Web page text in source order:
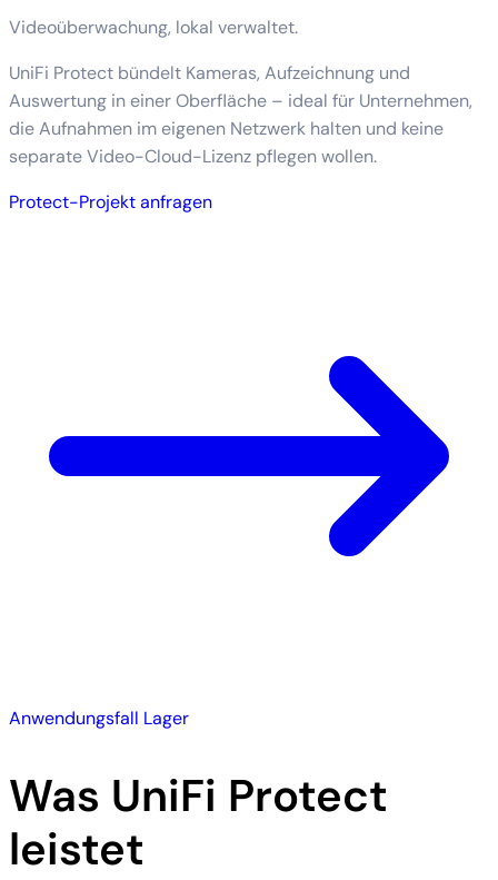
Videoüberwachung, lokal verwaltet.
UniFi Protect bündelt Kameras, Aufzeichnung und
Auswertung in einer Oberfläche – ideal für Unternehmen,
die Aufnahmen im eigenen Netzwerk halten und keine
separate Video-Cloud-Lizenz pflegen wollen.
Protect-Projekt anfragen
Anwendungsfall Lager
Was UniFi Protect
leistet